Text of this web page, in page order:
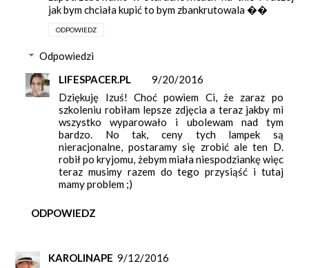
jak bym chciała kupić to bym zbankrutowala ��
ODPOWIEDZ
Odpowiedzi
LIFESPACER.PL
9/20/2016
Dziękuję Izuś! Choć powiem Ci, że zaraz po
szkoleniu robiłam lepsze zdjęcia a teraz jakby mi
wszystko wyparowało i ubolewam nad tym
bardzo. No tak, ceny tych lampek są
nieracjonalne, postaramy się zrobić ale ten D.
robił po kryjomu, żebym miała niespodziankę więc
teraz musimy razem do tego przysiąść i tutaj
mamy problem ;)
ODPOWIEDZ
KAROLINAPE 9/12/2016